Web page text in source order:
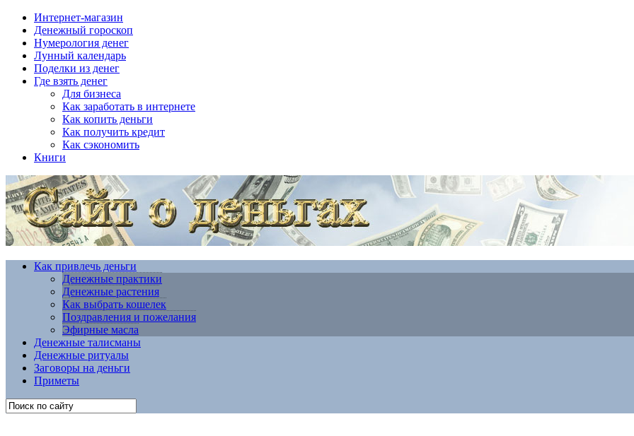
Интернет-магазин
Денежный гороскоп
Нумерология денег
Лунный календарь
Поделки из денег
Где взять денег
Для бизнеса
Как заработать в интернете
Как копить деньги
Как получить кредит
Как сэкономить
Книги
Как привлечь деньги
Денежные практики
Денежные растения
Как выбрать кошелек
Поздравления и пожелания
Эфирные масла
Денежные талисманы
Денежные ритуалы
Заговоры на деньги
Приметы